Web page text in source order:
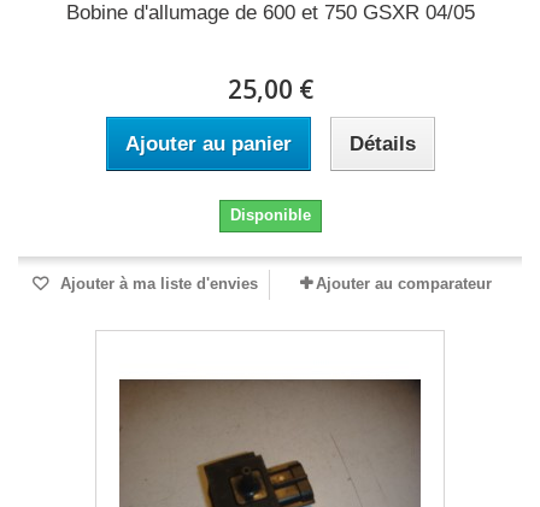
Bobine d'allumage de 600 et 750 GSXR 04/05
25,00 €
Ajouter au panier Détails
Disponible
Ajouter à ma liste d'envies Ajouter au comparateur